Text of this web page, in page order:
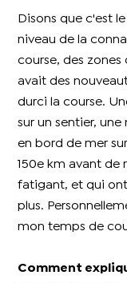
Disons que c'est
niveau de la
course, des zones
avait des
durci la course.
sur un sentier,
en bord de mer
150e km avant
fatigant, et qui ont
plus.
mon temps de
Comment